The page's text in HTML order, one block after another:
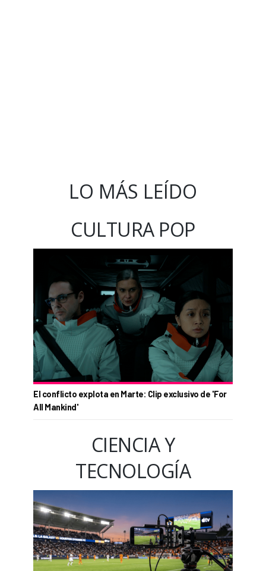
LO MÁS LEÍDO
CULTURA POP
El conflicto explota en Marte: Clip exclusivo de 'For
All Mankind'
CIENCIA Y
TECNOLOGÍA